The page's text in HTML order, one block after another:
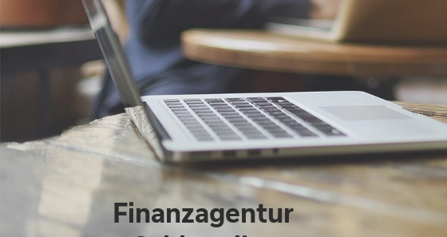
Finanzagentur